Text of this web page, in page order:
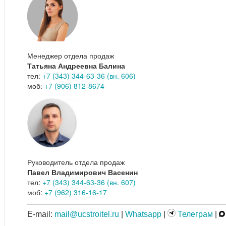
Менеджер отдела продаж
Татьяна Андреевна Балина
тел: +7 (343) 344-63-36 (вн. 606)
моб: +7 (906) 812-8674
Руководитель отдела продаж
Павел Владимирович Васенин
тел: +7 (343) 344-63-36 (вн. 607)
моб: +7 (962) 316-16-17
E-mail: mail@ucstroitel.ru Whatsapp Телеграм